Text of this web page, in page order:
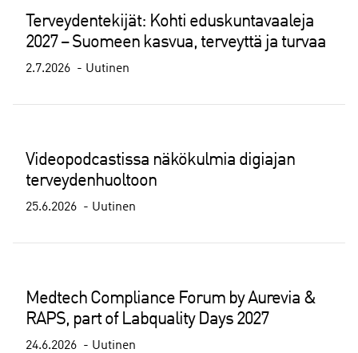
Terveydentekijät: Kohti eduskuntavaaleja
2027 – Suomeen kasvua, terveyttä ja turvaa
2.7.2026 Uutinen
Videopodcastissa näkökulmia digiajan
terveydenhuoltoon
25.6.2026 Uutinen
Medtech Compliance Forum by Aurevia &
RAPS, part of Labquality Days 2027
24.6.2026 Uutinen